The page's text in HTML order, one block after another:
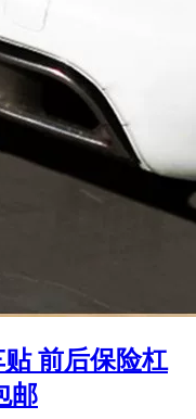
前后保险杠
邮